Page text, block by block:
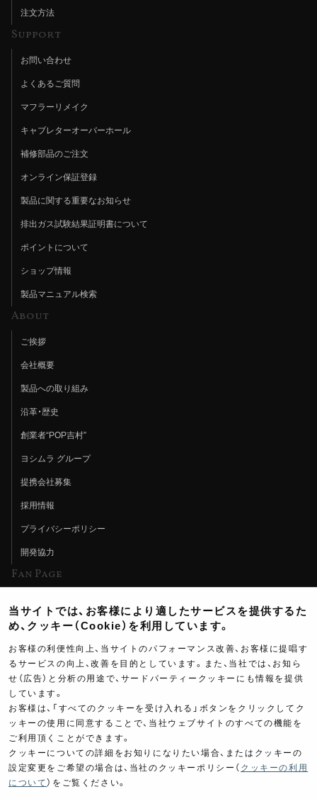
注文方法
Support
お問い合わせ
よくあるご質問
マフラーリメイク
キャブレターオーバーホール
補修部品のご注文
オンライン保証登録
製品に関する重要なお知らせ
排出ガス試験結果証明書について
ポイントについて
ショップ情報
製品マニュアル検索
About
ご挨拶
会社概要
製品への取り組み
沿革・歴史
創業者“POP吉村”
ヨシムラ グループ
提携会社募集
採用情報
プライバシーポリシー
開発協力
Fan Page
ヨシムラTV
イベント情報
イベントスケジュール
ツーリングブレイクタイム
製品ポスター
当サイトでは、お客様により適したサービスを提供するた
め、クッキー（Cookie）を利用しています。
お客様の利便性向上、当サイトのパフォーマンス改善、お客様に提唱す
るサービスの向上、改善を目的としています。また、当社では、お知ら
せ（広告）と分析の用途で、サードパーティークッキーにも情報を提供
しています。
お客様は、「すべてのクッキーを受け入れる」ボタンをクリックしてク
ッキーの使用に同意することで、当社ウェブサイトのすべての機能を
ご利用頂くことができます。
クッキーについての詳細をお知りになりたい場合、またはクッキーの
設定変更をご希望の場合は、当社のクッキーポリシー（ クッキーの利用
について ）をご覧ください。